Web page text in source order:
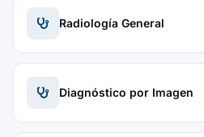
Radiología General
Diagnóstico por Imagen